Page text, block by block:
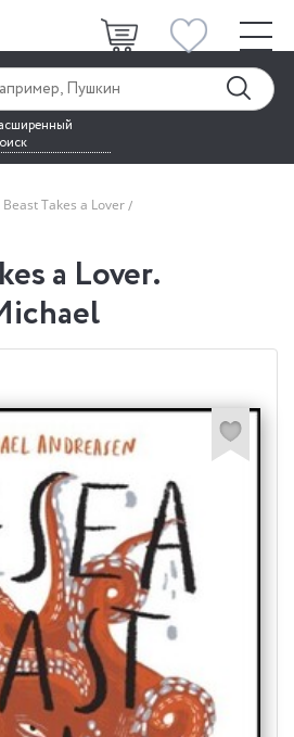
Beast Takes a Lover
a Lover.